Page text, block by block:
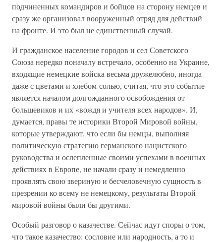
подчиненных командиров и бойцов на сторону немцев и
сразу же организовал вооруженный отряд для действий
на фронте. И это был не единственный случай.
И гражданское население городов и сел Советского
Союза нередко поначалу встречало, особенно на Украине,
входящие немецкие войска весьма дружелюбно, иногда
даже с цветами и хлебом-солью, считая, что это событие
является началом долгожданного освобождения от
большевиков и их «вождя и учителя всех народов». И,
думается, правы те историки Второй Мировой войны,
которые утверждают, что если бы немцы, выполняя
политическую стратегию германского нацистского
руководства и ослепленные своими успехами в военных
действиях в Европе, не начали сразу и немедленно
проявлять свою звериную и бесчеловечную сущность в
презрении ко всему не немецкому, результаты Второй
мировой войны были бы другими.
Особый разговор о казачестве. Сейчас идут споры о том,
что такое казачество: сословие или народность, а то и